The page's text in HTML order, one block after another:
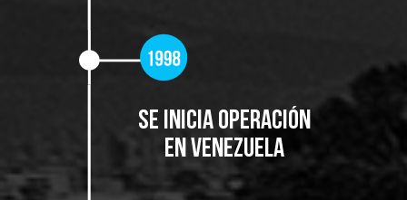
Se inicia operación
en Venezuela